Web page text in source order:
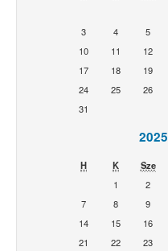
3
4 5
10
11 12
17
18 19
24
25 26
31
H K Sze
1
2
7
8 9
14
15 16
21
22 23